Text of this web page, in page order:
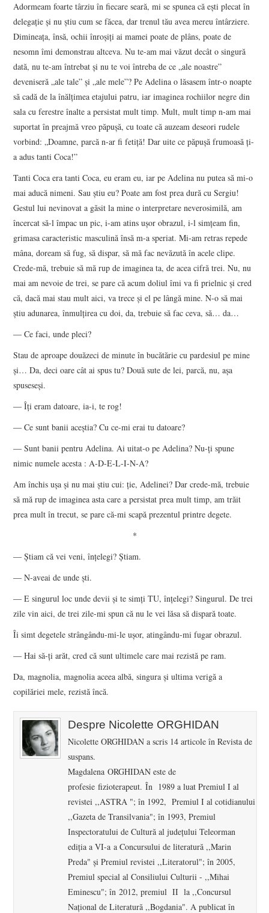
Adormeam foarte târziu în fiecare seară, mi se spunea că ești plecat în
delegație și nu știu cum se făcea, dar trenul tău avea mereu întârziere.
Dimineața, însă, ochii înroșiți ai mamei poate de plâns, poate de
nesomn îmi demonstrau altceva. Nu te-am mai văzut decât o singură
dată, nu te-am întrebat și nu te voi întreba de ce „ale noastre”
deveniseră „ale tale” și „ale mele”? Pe Adelina o lăsasem într-o noapte
să cadă de la înălțimea etajului patru, iar imaginea rochiilor negre din
sala cu ferestre înalte a persistat mult timp. Mult, mult timp n-am mai
suportat în preajmă vreo păpușă, cu toate că auzeam deseori rudele
vorbind: „Doamne, parcă n-ar fi fetiță! Dar uite ce păpușă frumoasă ți-
a adus tanti Coca!”
Tanti Coca era tanti Coca, eu eram eu, iar pe Adelina nu putea să mi-o
mai aducă nimeni. Sau știu eu? Poate am fost prea dură cu Sergiu!
Gestul lui nevinovat a găsit la mine o interpretare neverosimilă, am
încercat să-l împac un pic, i-am atins ușor obrazul, i-l simțeam fin,
grimasa caracteristic masculină însă m-a speriat. Mi-am retras repede
mâna, doream să fug, să dispar, să mă fac nevăzută în acele clipe.
Crede-mă, trebuie să mă rup de imaginea ta, de acea cifră trei. Nu, nu
mai am nevoie de trei, se pare că acum doliul îmi va fi prielnic și cred
că, dacă mai stau mult aici, va trece și el pe lângă mine. N-o să mai
știu adunarea, înmulțirea cu doi, da, trebuie să fac ceva, să… da…
― Ce faci, unde pleci?
Stau de aproape douăzeci de minute în bucătărie cu pardesiul pe mine
și… Da, deci oare cât ai spus tu? Două sute de lei, parcă, nu, așa
spuseseși.
― Îți eram datoare, ia-i, te rog!
― Ce sunt banii aceștia? Cu ce-mi erai tu datoare?
― Sunt banii pentru Adelina. Ai uitat-o pe Adelina? Nu-ți spune
nimic numele acesta : A-D-E-L-I-N-A?
Am închis ușa și nu mai știu cui: ție, Adelinei? Dar crede-mă, trebuie
să mă rup de imaginea asta care a persistat prea mult timp, am trăit
prea mult în trecut, se pare că-mi scapă prezentul printre degete.
*
― Știam că vei veni, înțelegi? Știam.
― N-aveai de unde ști.
― E singurul loc unde devii și te simți TU, înțelegi? Singurul. De trei
zile vin aici, de trei zile-mi spun că nu le vei lăsa să dispară toate.
Îi simt degetele strângându-mi-le ușor, atingându-mi fugar obrazul.
― Hai să-ți arăt, cred că sunt ultimele care mai rezistă pe ram.
Da, magnolia, magnolia aceea albă, singura și ultima verigă a
copilăriei mele, rezistă încă.
Despre Nicolette ORGHIDAN
Nicolette ORGHIDAN a scris 14 articole în Revista de
suspans.
Magdalena ORGHIDAN este de
profesie fizioterapeut. În 1989 a luat Premiul I al
revistei ,,ASTRA "; în 1992, Premiul I al cotidianului
,,Gazeta de Transilvania"; în 1993, Premiul
Inspectoratului de Cultură al județului Teleorman
ediția a VI-a a Concursului de literatură ,,Marin
Preda" şi Premiul revistei ,,Literatorul"; în 2005,
Premiul special al Consiliului Culturii - ,,Mihai
Eminescu"; în 2012, premiul II la ,,Concursul
Naţional de Literatură ,,Bogdania". A publicat în